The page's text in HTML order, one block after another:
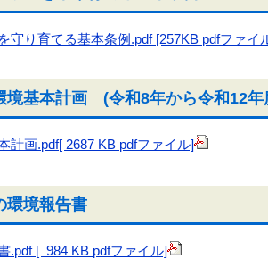
守り育てる基本条例.pdf [257KB pdfファイ
境基本計画 (令和8年から令和12
計画.pdf[ 2687 KB pdfファイル]
環境報告書
.pdf [ 984 KB pdfファイル]